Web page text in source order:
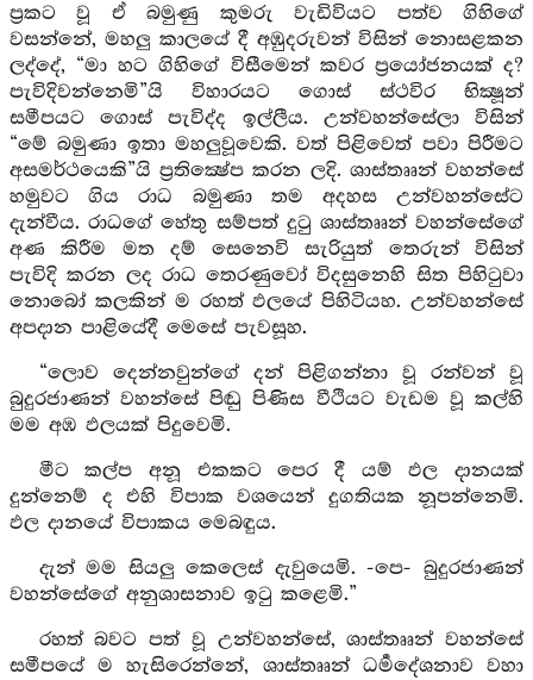
ප්‍රකට වූ ඒ බමුණු කුමරු වැඩිවියට පත්ව ගිහිගේ
වසන්නේ, මහලු කාලයේ දී අඹුදරුවන් විසින් නොසළකන
ලද්දේ, “මා හට ගිහිගේ විසීමෙන් කවර ප්‍රයෝජනයක් ද?
පැවිදිවන්නෙමි”යි විහාරයට ගොස් ස්ථවිර භික්‍ෂූන්
සමීපයට ගොස් පැවිද්ද ඉල්ලීය. උන්වහන්සේලා විසින්
“මේ බමුණා ඉතා මහලුවූවෙකි. වත් පිළිවෙත් පවා පිරීමට
අසමර්ථයෙකි”යි ප්‍රතික්‍ෂේප කරන ලදි. ශාස්තෲන් වහන්සේ
හමුවට ගිය රාධ බමුණා තම අදහස උන්වහන්සේට
දැන්වීය. රාධගේ හේතු සම්පත් දුටු ශාස්තෲන් වහන්සේගේ
අණ කිරීම මත දම් සෙනෙවි සැරියුත් තෙරුන් විසින්
පැවිදි කරන ලද රාධ තෙරණුවෝ විදසුනෙහි සිත පිහිටුවා
නොබෝ කලකින් ම රහත් ඵලයේ පිහිටියහ. උන්වහන්සේ
අපදාන පාළියේදී මෙසේ පැවසූහ.
“ලොව දෙන්නවුන්ගේ දන් පිළිගන්නා වූ රන්වන් වූ
බුදුරජාණන් වහන්සේ පිඬු පිණිස වීථියට වැඩම වූ කල්හි
මම අඹ ඵලයක් පිදුවෙමි.
මීට කල්ප අනූ එකකට පෙර දී යම් ඵල දානයක්
දුන්නෙම් ද එහි විපාක වශයෙන් දුගතියක නූපන්නෙමි.
ඵල දානයේ විපාකය මෙබඳුය.
දැන් මම සියලු කෙලෙස් දැවුයෙමි. -පෙ- බුදුරජාණන්
වහන්සේගේ අනුශාසනාව ඉටු කළෙමි.”
රහත් බවට පත් වූ උන්වහන්සේ, ශාස්තෲන් වහන්සේ
සමීපයේ ම හැසිරෙන්නේ, ශාස්තෲන් ධර්‍මදේශනාව වහා